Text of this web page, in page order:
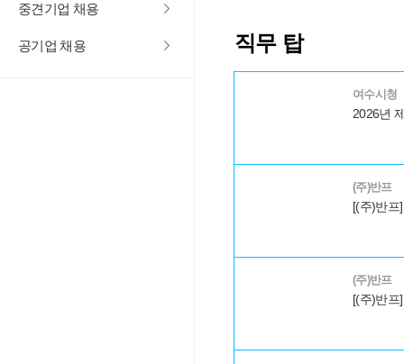
중견기업 채용
공기업 채용 교육
특수계층.공공
직무 탑
여수시청
(주)반프
(주)반프